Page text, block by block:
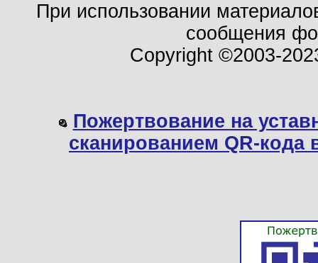
При использовании
сообщения
Copyright ©2003-
Пожертвование на
сканированием QR-